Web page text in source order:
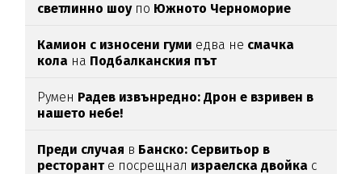
светлинно шоупо Южното Черноморие
Камион с износени гуми едва нe смачка
кола на Подбалканския път
Румен Радев извънредно: Дрон е взривен в
нашето небе!
Преди случая в Банско: Сервитьор в
ресторант е посрещнал израелска двойка с